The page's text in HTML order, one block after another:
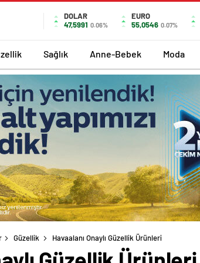
DOLAR
47,5991 0.06%
EURO
55,0546 0.07%
Sağlık Anne-Bebek Moda
Güzellik Havaalanı Onaylı Güzellik Ürünleri